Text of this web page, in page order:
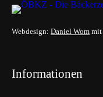
Webdesign: Daniel Wom mit
Informationen